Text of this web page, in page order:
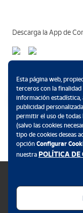
Descarga la App de
Política de cookies
Esta página web,
terceros con la
información estadística,
publicidad
permitir el uso de todas
(salvo las cookies
tipo de cookies deseas
opción Configurar
nuestra POLÍTICA DE